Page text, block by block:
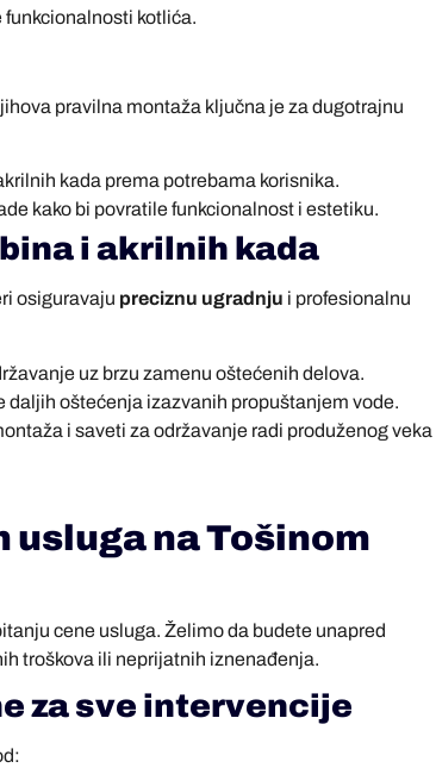
kotlića.
pravilna montaža ključna je za dugotrajnu
kada prema potrebama korisnika.
kako bi povratile funkcionalnost i estetiku.
i akrilnih kada
osiguravaju preciznu ugradnju i profesionalnu
uz brzu zamenu oštećenih delova.
daljih oštećenja izazvanih propuštanjem vode.
i saveti za održavanje radi produženog veka
na Tošinom
cene usluga. Želimo da budete unapred
troškova ili neprijatnih iznenađenja.
za sve intervencije